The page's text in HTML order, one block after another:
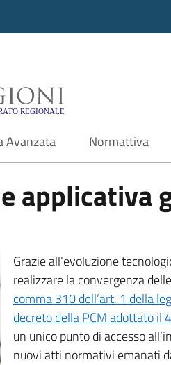
- Motore
Avanzata Normattiva
Grazie all’evoluzione
realizzare la convergenza
comma 310 dell’art. 1 della
decreto della PCM adottato il
un unico punto di accesso
nuovi atti normativi emanati